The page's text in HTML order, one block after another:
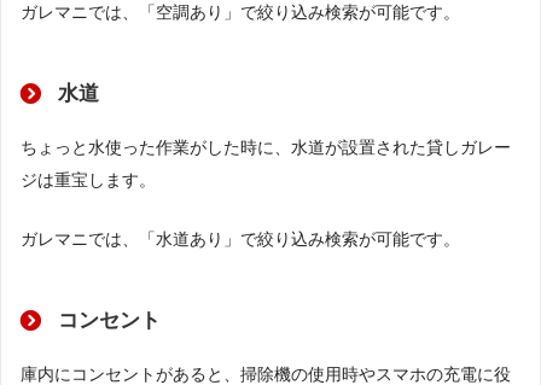
ガレマニでは、「空調あり」で絞り込み検索が可能です。
水道
ちょっと水使った作業がした時に、水道が設置された貸しガレー
ジは重宝します。
ガレマニでは、「水道あり」で絞り込み検索が可能です。
コンセント
庫内にコンセントがあると、掃除機の使用時やスマホの充電に役